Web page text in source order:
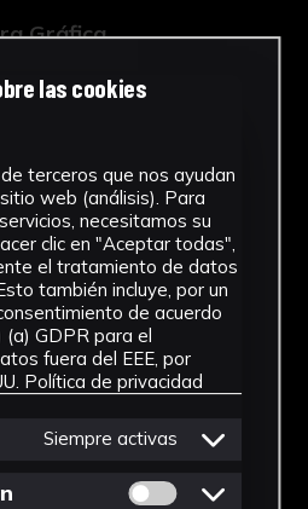
Gráfica
Técnica
de collage
de Investigación
Cultural
más
las cookies
terceros que nos ayudan
web (análisis). Para
necesitamos su
clic en "Aceptar todas",
el tratamiento de datos
también incluye, por un
de acuerdo
(a) GDPR para el
fuera del EEE, por
Política de privacidad
Siempre activas
Permitir cookies